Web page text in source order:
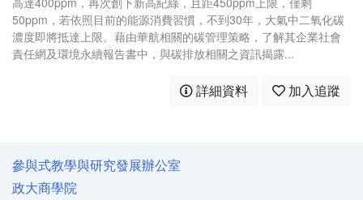
50ppm，若依照目前的能源消費習慣，不到30年，大氣中二氧化碳
濃度即將抵達上限。藉由華航相關的碳管理策略，了解其企業社會
責任網及環境永續報告書中，與碳排放相關之資訊揭露...
詳細資料 加入追蹤
參與式教學與研究發展辦公室
政大商學院